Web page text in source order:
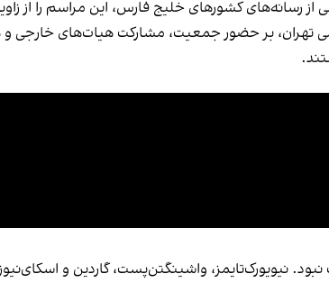
رسانه‌های کشورهای خلیج فارس، این مراسم را از
تهران، بر حضور جمعیت، مشارکت هیات‌های خارجی
نیویورک‌تایمز، واشینگتن‌پست، گاردین و